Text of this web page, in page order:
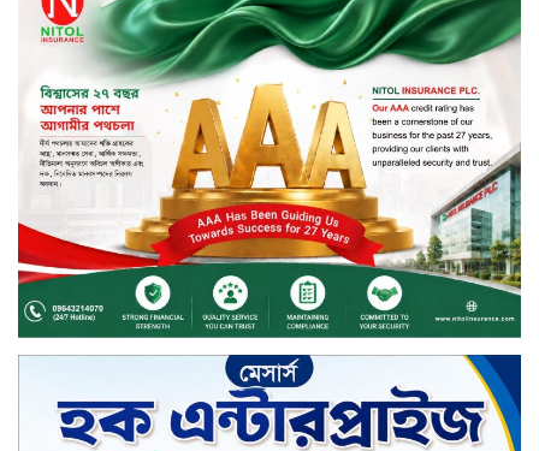
বিদায়ী সপ্তাহে দর বৃদ্ধির শীর্ষে ফারইস্ট
ফাইন্যান্স
বিদায়ী সপ্তাহে লেনদেনের শীর্ষে শার্প
ইন্ডাস্ট্রিজ
চুয়াডাঙ্গায় বিএআরআই’র কৃষি গবেষণা
কেন্দ্র, মেহেরপুর এর আঞ্চলিক রিভিউ
কর্মশালা/২০২৫-২৬ অনুষ্ঠিত
মুসলিম নিকাহ রেজিস্ট্রার কল্যাণ
পরিষদের সম্মেলন অনুষ্ঠিত